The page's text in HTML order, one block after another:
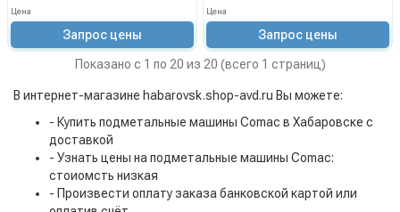
Цена
Запрос цены
Цена
Запрос цены
Показано с 1 по 20 из 20 (всего 1 страниц)
В интернет-магазине habarovsk.shop-avd.ru Вы можете:
- Купить подметальные машины Comac в Хабаровске с
доставкой
- Узнать цены на подметальные машины Comac:
стоиомсть низкая
- Произвести оплату заказа банковской картой или